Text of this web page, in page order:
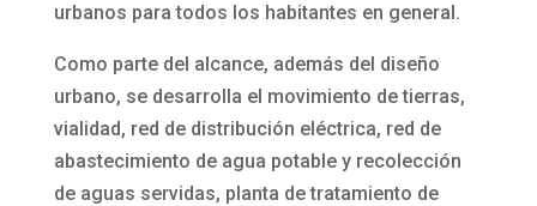
urbanos para todos los habitantes en general.
Como parte del alcance, además del diseño
urbano, se desarrolla el movimiento de tierras,
vialidad, red de distribución eléctrica, red de
abastecimiento de agua potable y recolección
de aguas servidas, planta de tratamiento de